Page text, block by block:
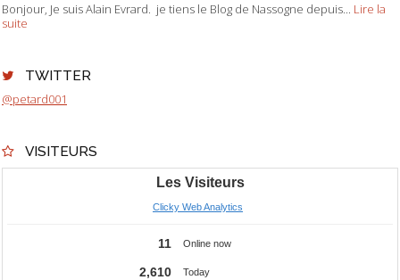
Bonjour, Je suis Alain Evrard. je tiens le Blog de Nassogne depuis... Lire la
suite
TWITTER
@petard001
VISITEURS